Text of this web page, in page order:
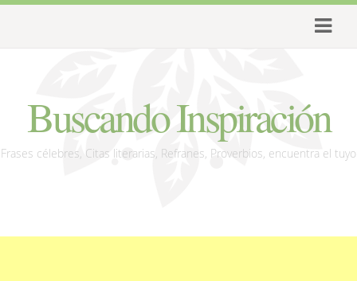
Buscando Inspiración
Frases célebres, Citas literarias, Refranes, Proverbios, encuentra el tuyo